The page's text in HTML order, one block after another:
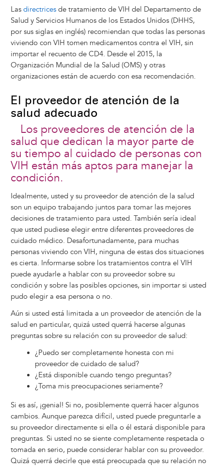
Las directricesde tratamiento de VIH del Departamento de
Salud y Servicios Humanos de los Estados Unidos (DHHS,
por sus siglas en inglés) recomiendan que todas las personas
viviendo con VIH tomen medicamentos contra el VIH, sin
importar el recuento de CD4. Desde el 2015, la
Organización Mundial de la Salud (OMS) y otras
organizaciones están de acuerdo con esa recomendación.
El proveedor de atención de la
salud adecuado
Los proveedores de atención de la
salud que dedican la mayor parte de
su tiempo al cuidado de personas con
VIH están más aptos para manejar la
condición.
Idealmente, usted y su proveedor de atención de la salud
son un equipo trabajando juntos para tomar las mejores
decisiones de tratamiento para usted. También sería ideal
que usted pudiese elegir entre diferentes proveedores de
cuidado médico. Desafortunadamente, para muchas
personas viviendo con VIH, ninguna de estas dos situaciones
es cierta. Informarse sobre los tratamientos contra el VIH
puede ayudarle a hablar con su proveedor sobre su
condición y sobre las posibles opciones, sin importar si usted
pudo elegir a esa persona o no.
Aún si usted está limitada a un proveedor de atención de la
salud en particular, quizá usted querrá hacerse algunas
preguntas sobre su relación con su proveedor de salud:
¿Puedo ser completamente honesta con mi
proveedor de cuidado de salud?
¿Está disponible cuando tengo preguntas?
¿Toma mis preocupaciones seriamente?
Si es así, ¡genial! Si no, posiblemente querrá hacer algunos
cambios. Aunque parezca difícil, usted puede preguntarle a
su proveedor directamente si ella o él estará disponible para
preguntas. Si usted no se siente completamente respetada o
tomada en serio, puede considerar hablar con su proveedor.
Quizá querrá decirle que está preocupada que su relación no